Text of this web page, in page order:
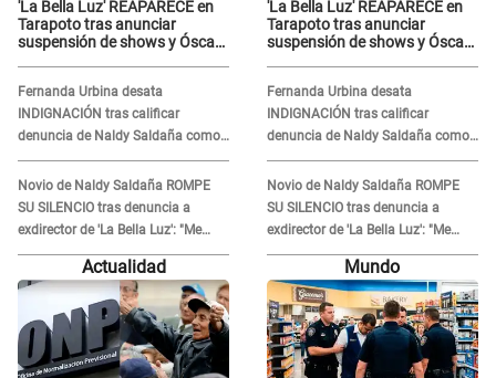
'La Bella Luz' REAPARECE en
Tarapoto tras anunciar
suspensión de shows y Óscar
Fernanda Urbina desata
INDIGNACIÓN tras calificar
denuncia de Naldy Saldaña como
'acto bochornoso': "No es justo
atacar a otra mujer"
Novio de Naldy Saldaña ROMPE
SU SILENCIO tras denuncia a
exdirector de 'La Bella Luz': "Me
basta con que ella esté bien"
'La Bella Luz' REAPARECE en
Tarapoto tras anunciar
suspensión de shows y Óscar
Fernanda Urbina desata
INDIGNACIÓN tras calificar
denuncia de Naldy Saldaña como
'acto bochornoso': "No es justo
atacar a otra mujer"
Novio de Naldy Saldaña ROMPE
SU SILENCIO tras denuncia a
exdirector de 'La Bella Luz': "Me
basta con que ella esté bien"
Actualidad Mundo